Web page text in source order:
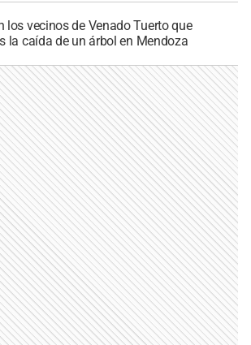
los vecinos de Venado Tuerto que
la caída de un árbol en Mendoza